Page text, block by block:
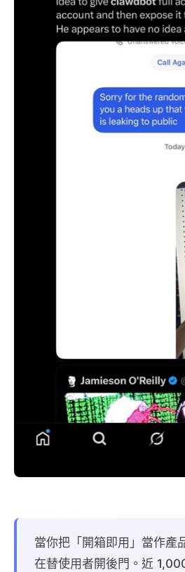
當你把「開箱即用」當作產
在替使用者開後門。近